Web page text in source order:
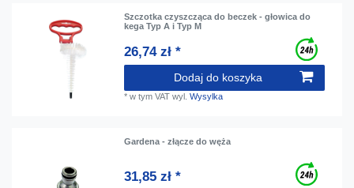
Szczotka czyszcząca do beczek - głowica do
kega Typ A i Typ M
26,74 zł *
Dodaj do koszyka
*w tym VAT wyl.Wysylka
Gardena - złącze do węża
31,85 zł *